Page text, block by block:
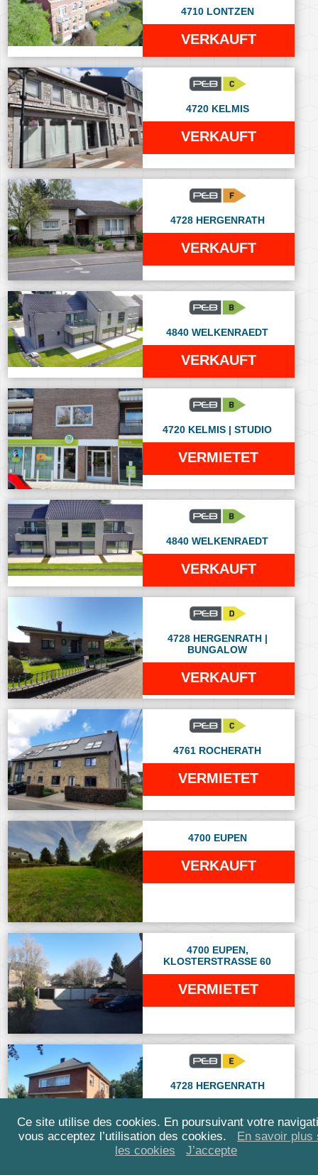
4710 LONTZEN
VERKAUFT
4720 KELMIS
VERKAUFT
4728 HERGENRATH
VERKAUFT
4840 WELKENRAEDT
VERKAUFT
4720 KELMIS | STUDIO
VERMIETET
4840 WELKENRAEDT
VERKAUFT
4728 HERGENRATH |
BUNGALOW
VERKAUFT
4761 ROCHERATH
VERMIETET
4700 EUPEN
VERKAUFT
4700 EUPEN,
KLOSTERSTRASSE 60
VERMIETET
4728 HERGENRATH
VERKAUFT
Ce site utilise des cookies. En poursuivant votre
vous acceptez l’utilisation des cookies.
En savoir plus
les cookies
J’accepte